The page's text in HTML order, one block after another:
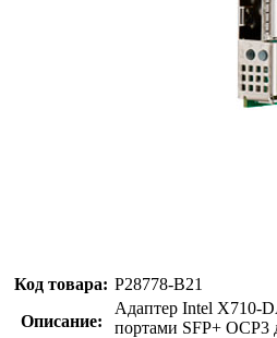
Код товара: P28778-B21
Описание:
Адаптер Intel X710-
портами SFP+ OCP3